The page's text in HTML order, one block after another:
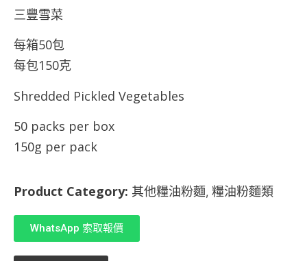
三豐雪菜
每箱50包
每包150克
Shredded Pickled Vegetables
50 packs per box
150g per pack
Product Category: 其他糧油粉麵, 糧油粉麵類
WhatsApp 索取報價